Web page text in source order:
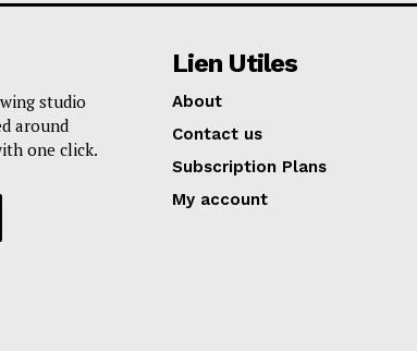
studio
around
one click.
Lien Utiles
About
Contact us
Subscription Plans
My account